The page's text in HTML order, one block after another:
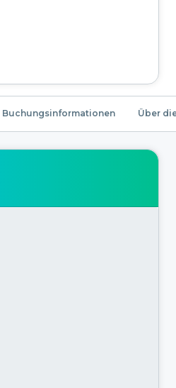
Buchungsinformationen Über